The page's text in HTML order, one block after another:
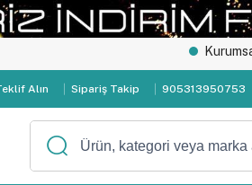
Kurumsal satış
Alın Sipariş Takip 905313950753